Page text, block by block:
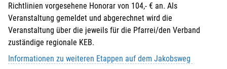
Richtlinien vorgesehene Honorar von 104,- € an. Als
Veranstaltung gemeldet und abgerechnet wird die
Veranstaltung über die jeweils für die Pfarrei/den Verband
zuständige regionale KEB.
Informationen zu weiteren Etappen auf dem Jakobsweg